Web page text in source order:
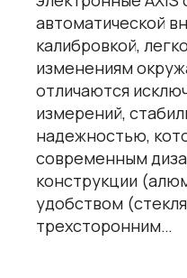
автоматической
калибровкой,
изменениям
отличаются
измерений,
надежностью,
современным
конструкции
удобством
трехсторонним…